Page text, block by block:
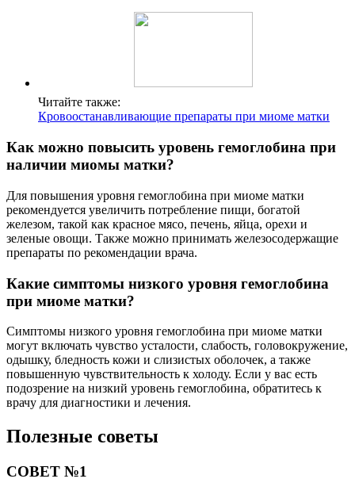
Читайте также:
Кровоостанавливающие препараты при миоме матки
Как можно повысить уровень гемоглобина при
наличии миомы матки?
Для повышения уровня гемоглобина при миоме матки
рекомендуется увеличить потребление пищи, богатой
железом, такой как красное мясо, печень, яйца, орехи и
зеленые овощи. Также можно принимать железосодержащие
препараты по рекомендации врача.
Какие симптомы низкого уровня гемоглобина
при миоме матки?
Симптомы низкого уровня гемоглобина при миоме матки
могут включать чувство усталости, слабость, головокружение,
одышку, бледность кожи и слизистых оболочек, а также
повышенную чувствительность к холоду. Если у вас есть
подозрение на низкий уровень гемоглобина, обратитесь к
врачу для диагностики и лечения.
Полезные советы
СОВЕТ №1